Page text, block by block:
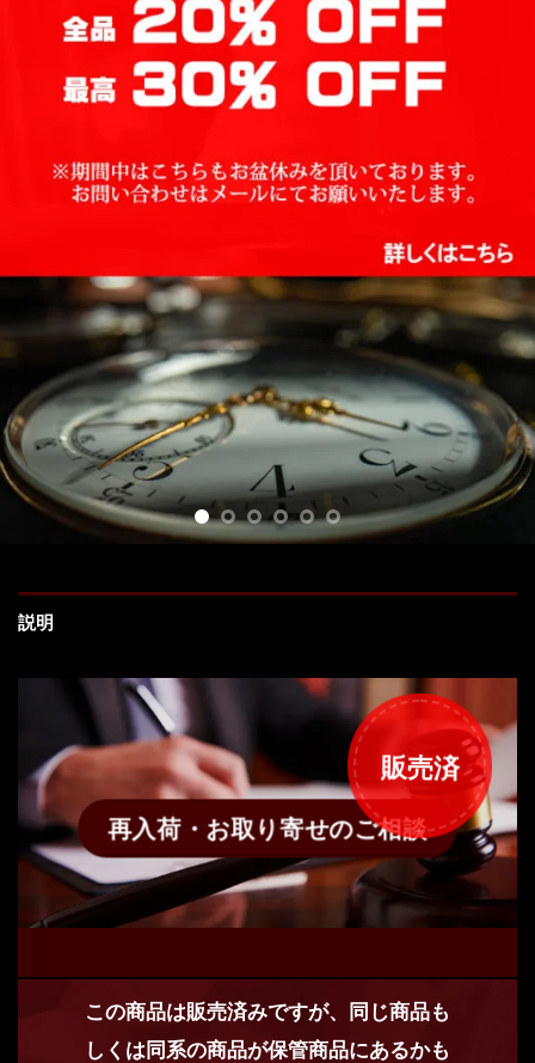
説明
販売済
再入荷・お取り寄せのご相談
この商品は販売済みですが、同じ商品も
しくは同系の商品が保管商品にあるかも